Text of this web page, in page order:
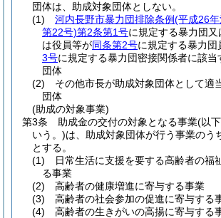
団体は、助成対象団体としない。
(1)
河内長野市暴力団排除条例(平成26
第22号)第2条第1号に規定する暴力団又
は役員等が同条第2号に規定する暴力団
3号に規定する暴力団密接関係者に該当
団体
(2)
その他市長が助成対象団体として適
団体
(助成の対象事業)
第3条
助成金の交付の対象となる事業(以
いう。)は、助成対象団体が行う事業のう
とする。
(1)
日常生活に支援を要する高齢者の福
る事業
(2)
高齢者の健康増進に寄与する事業
(3)
高齢者の社会参加の促進に寄与する
(4)
高齢者の生きがいの高揚に寄与する